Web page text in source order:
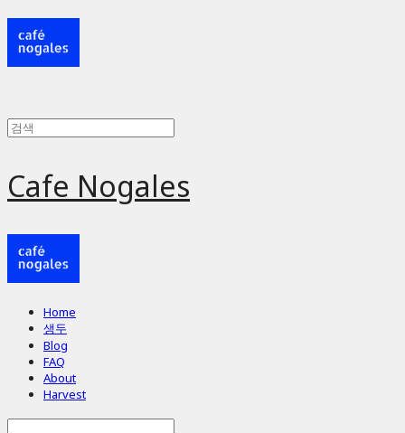
Cafe Nogales
Home
생두
Blog
FAQ
About
Harvest